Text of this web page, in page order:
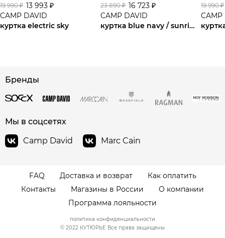
19 990 ₽ 13 993 ₽
CAMP DAVID
куртка electric sky
23 890 ₽ 16 723 ₽
CAMP DAVID
куртка blue navy / sunrise neon
19 990 ₽
CAMP
Бренды
Мы в соцсетях
Camp David
Marc Cain
FAQ Доставка и возврат
Как оплатить
Контакты
Магазины в России
О компании
Программа лояльности
© 2022 КУТЮРЬЕ Все права защищены
политика конфиденциальности